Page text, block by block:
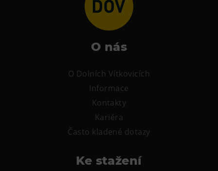
O nás
O Dolních Vítkovicích
Informace
Kontakty
Kariéra
Často kladené dotazy
Ke stažení